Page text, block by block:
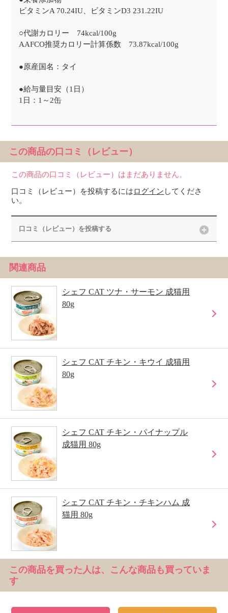
ビタミンA 70.24IU、ビタミンD3 231.22IU
○代謝カロリー 74kcal/100g
AAFCO推奨カロリー計算係数 73.87kcal/100g
●原産国名：タイ
●給与量目安（1日）
1日：1～2缶
この商品の口コミ（レビュー）
この商品の口コミ（レビュー）はまだありません。
口コミ（レビュー）を投稿するにはログイン してくださ
い。
口コミ（レビュー）を投稿する
関連商品
シェフ CAT ツナ・サーモン 成猫用
80g
シェフ CAT チキン・キウイ 成猫用
80g
シェフ CAT チキン・パイナップル
成猫用 80g
シェフ CAT チキン・チキンハム 成
猫用 80g
この商品を買った人は、こんな商品も買っていま
す